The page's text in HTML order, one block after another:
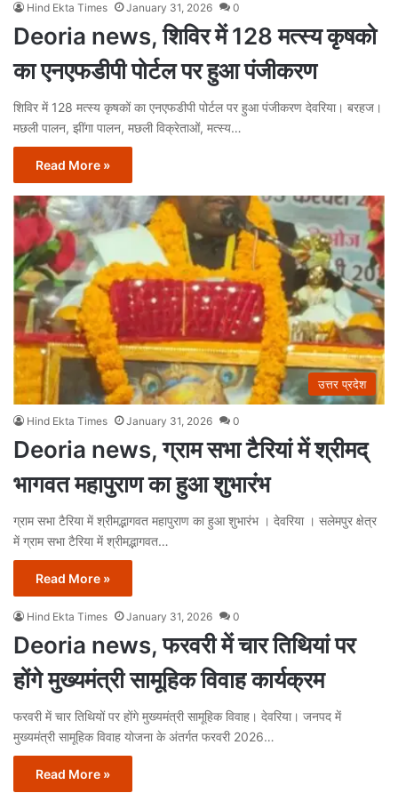
Hind Ekta Times January 31, 2026 0
Deoria news, शिविर में 128 मत्स्य कृषको
का एनएफडीपी पोर्टल पर हुआ पंजीकरण
शिविर में 128 मत्स्य कृषकों का एनएफडीपी पोर्टल पर हुआ पंजीकरण देवरिया। बरहज।
मछली पालन, झींगा पालन, मछली विक्रेताओं, मत्स्य…
Read More »
उत्तर प्रदेश
Hind Ekta Times January 31, 2026 0
Deoria news, ग्राम सभा टैरियां में श्रीमद्
भागवत महापुराण का हुआ शुभारंभ
ग्राम सभा टैरिया में श्रीमद्भागवत महापुराण का हुआ शुभारंभ । देवरिया । सलेमपुर क्षेत्र
में ग्राम सभा टैरिया में श्रीमद्भागवत…
Read More »
Hind Ekta Times January 31, 2026 0
Deoria news, फरवरी में चार तिथियां पर
होंगे मुख्यमंत्री सामूहिक विवाह कार्यक्रम
फरवरी में चार तिथियों पर होंगे मुख्यमंत्री सामूहिक विवाह। देवरिया। जनपद में
मुख्यमंत्री सामूहिक विवाह योजना के अंतर्गत फरवरी 2026…
Read More »